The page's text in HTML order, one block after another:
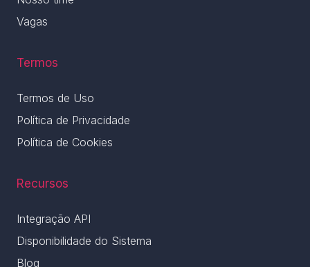
Vagas
Termos
Termos de Uso
Política de Privacidade
Política de Cookies
Recursos
Integração API
Disponibilidade do Sistema
Blog